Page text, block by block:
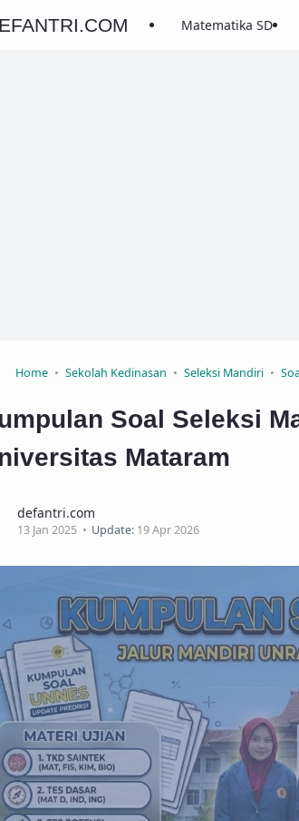
DEFANTRI.COM Matematika SD
Home Sekolah Kedinasan Seleksi Mandiri
Soal Seleksi
Mataram
defantri.com
13 Jan 2025 Update: 19 Apr 2026